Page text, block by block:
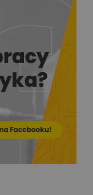
Zadaj pytanie
Zadaj pytanie
Zadaj pytanie
Zadaj pytanie